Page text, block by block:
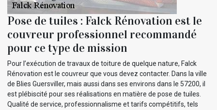
Pose de tuiles : Falck Rénovation est le
couvreur professionnel recommandé
pour ce type de mission
Pour l’exécution de travaux de toiture de quelque nature, Falck
Rénovation est le couvreur que vous devez contacter. Dans la ville
de Blies Guersviller, mais aussi dans ses environs dans le 57200, il
est plébiscité pour ses réalisations en matière de pose de tuiles.
Qualité de service, professionnalisme et tarifs compétitifs, tels